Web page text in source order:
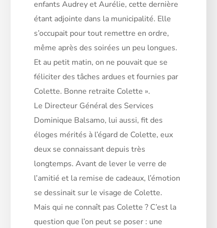
enfants Audrey et Aurélie, cette dernière
étant adjointe dans la municipalité. Elle
s’occupait pour tout remettre en ordre,
même après des soirées un peu longues.
Et au petit matin, on ne pouvait que se
féliciter des tâches ardues et fournies par
Colette. Bonne retraite Colette ».
Le Directeur Général des Services
Dominique Balsamo, lui aussi, fit des
éloges mérités à l’égard de Colette, eux
deux se connaissant depuis très
longtemps. Avant de lever le verre de
l’amitié et la remise de cadeaux, l’émotion
se dessinait sur le visage de Colette.
Mais qui ne connaît pas Colette ? C’est la
question que l’on peut se poser : une